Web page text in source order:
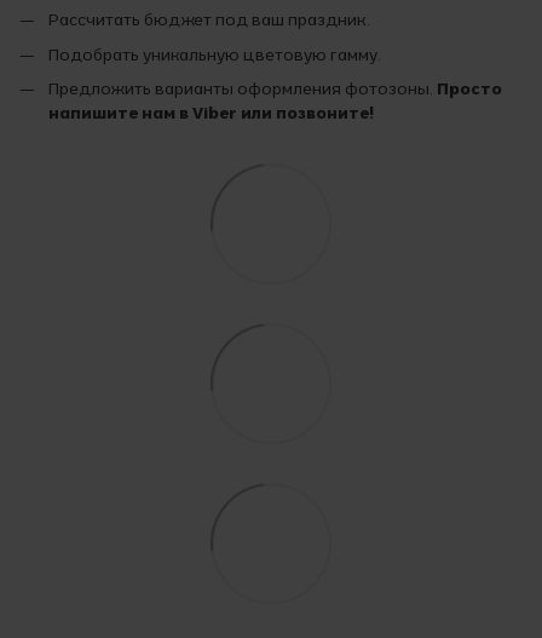
Рассчитать бюджет под ваш праздник.
Подобрать уникальную цветовую гамму.
Предложить варианты оформления фотозоны. Просто
напишите нам в Viber или позвоните!